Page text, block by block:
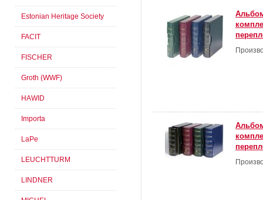
Estonian Heritage Society
FACIT
FISCHER
Groth (WWF)
HAWID
Importa
LaPe
LEUCHTTURM
LINDNER